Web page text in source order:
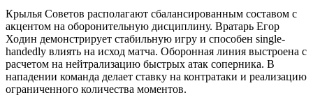
Крылья Советов располагают сбалансированным составом с
акцентом на оборонительную дисциплину. Вратарь Егор
Ходин демонстрирует стабильную игру и способен single-
handedly влиять на исход матча. Оборонная линия выстроена с
расчетом на нейтрализацию быстрых атак соперника. В
нападении команда делает ставку на контратаки и реализацию
ограниченного количества моментов.